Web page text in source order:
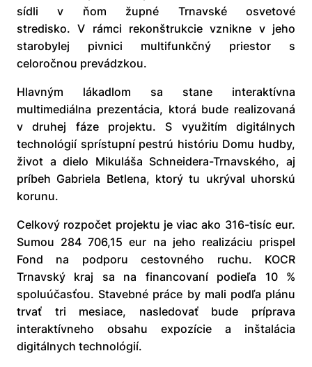
sídli v ňom župné Trnavské osvetové
stredisko. V rámci rekonštrukcie vznikne v jeho
starobylej pivnici multifunkčný priestor s
celoročnou prevádzkou.
Hlavným lákadlom sa stane interaktívna
multimediálna prezentácia, ktorá bude realizovaná
v druhej fáze projektu. S využitím digitálnych
technológií sprístupní pestrú históriu Domu hudby,
život a dielo Mikuláša Schneidera-Trnavského, aj
príbeh Gabriela Betlena, ktorý tu ukrýval uhorskú
korunu.
Celkový rozpočet projektu je viac ako 316-tisíc eur.
Sumou 284 706,15 eur na jeho realizáciu prispel
Fond na podporu cestovného ruchu. KOCR
Trnavský kraj sa na financovaní podieľa 10 %
spoluúčasťou. Stavebné práce by mali podľa plánu
trvať tri mesiace, nasledovať bude príprava
interaktívneho obsahu expozície a inštalácia
digitálnych technológií.